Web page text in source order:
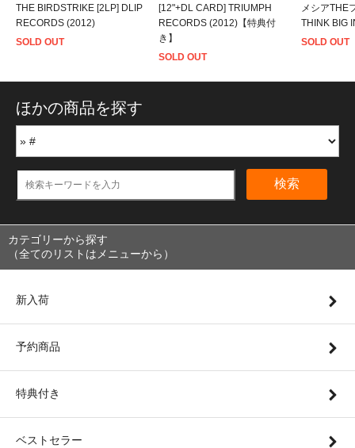
THE BIRDSTRIKE [2LP] DLIP
RECORDS (2012)
SOLD OUT
[12"+DL CARD] TRIUMPH
RECORDS (2012)【特典付
き】
SOLD OUT
メシアTHE
THINK BIG
SOLD OUT
ほかの商品を探す
検索
カテゴリーから探す
（全てのリストはメニューから）
新入荷
予約商品
特典付き
ベストセラー